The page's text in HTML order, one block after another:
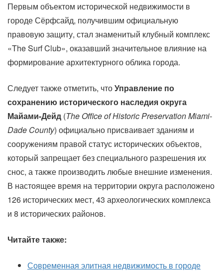
Первым объектом исторической недвижимости в
городе Сёрфсайд, получившим официальную
правовую защиту, стал знаменитый клубный комплекс
«The Surf Club», оказавший значительное влияние на
формирование архитектурного облика города.
Следует также отметить, чтоУправление по
сохранению исторического наследия округа
Майами-Дейд (The Office of Historic Preservation Miami-
Dade County) официально присваивает зданиям и
сооружениям правой статус исторических объектов,
который запрещает без специального разрешения их
снос, а также производить любые внешние изменения.
В настоящее время на территории округа расположено
126 исторических мест, 43 археологических комплекса
и 8 исторических районов.
Читайте также:
Современная элитная недвижимость в городе